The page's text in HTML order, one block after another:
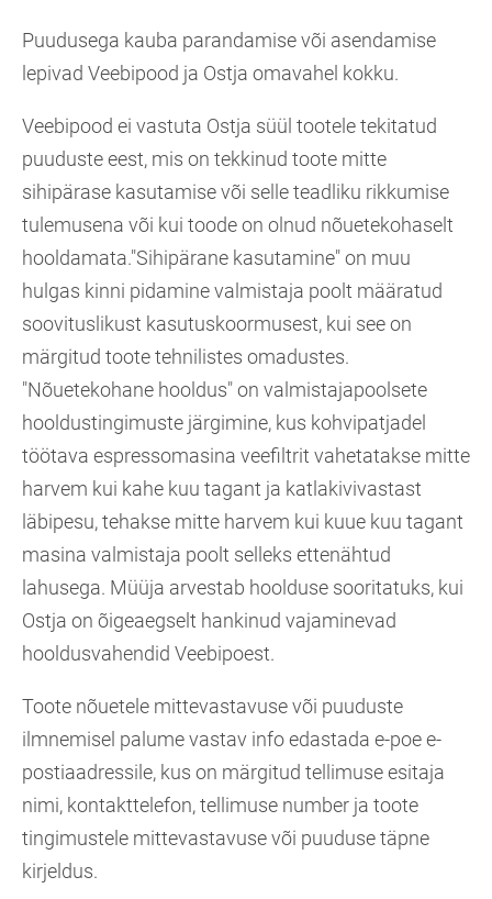
Puudusega kauba parandamise või asendamise
lepivad Veebipood ja Ostja omavahel kokku.
Veebipood ei vastuta Ostja süül tootele tekitatud
puuduste eest, mis on tekkinud toote mitte
sihipärase kasutamise või selle teadliku rikkumise
tulemusena või kui toode on olnud nõuetekohaselt
hooldamata."Sihipärane kasutamine" on muu
hulgas kinni pidamine valmistaja poolt määratud
soovituslikust kasutuskoormusest, kui see on
märgitud toote tehnilistes omadustes.
"Nõuetekohane hooldus" on valmistajapoolsete
hooldustingimuste järgimine, kus kohvipatjadel
töötava espressomasina veefiltrit vahetatakse mitte
harvem kui kahe kuu tagant ja katlakivivastast
läbipesu, tehakse mitte harvem kui kuue kuu tagant
masina valmistaja poolt selleks ettenähtud
lahusega. Müüja arvestab hoolduse sooritatuks, kui
Ostja on õigeaegselt hankinud vajaminevad
hooldusvahendid Veebipoest.
Toote nõuetele mittevastavuse või puuduste
ilmnemisel palume vastav info edastada e-poe e-
postiaadressile, kus on märgitud tellimuse esitaja
nimi, kontakttelefon, tellimuse number ja toote
tingimustele mittevastavuse või puuduse täpne
kirjeldus.